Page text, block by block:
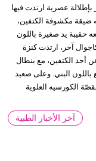
بإطلالة عصرية ارتدت فيها
ضيقة مكشوفة الكتفين،
حقيبة يد صغيرة باللون
آخر، ارتدت كنزة
أحد الكتفين، مع بنطال
البني. وعلى صعيد
الكورسيه العلوية
آخر الأخبار الطبية